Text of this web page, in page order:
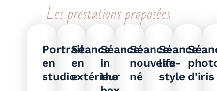
Les prestations proposées
Portrait
en
studio
Séance
en
extérieur
Séance
in
the
Séance
nouveau-
né
Séance
life
style d'iris